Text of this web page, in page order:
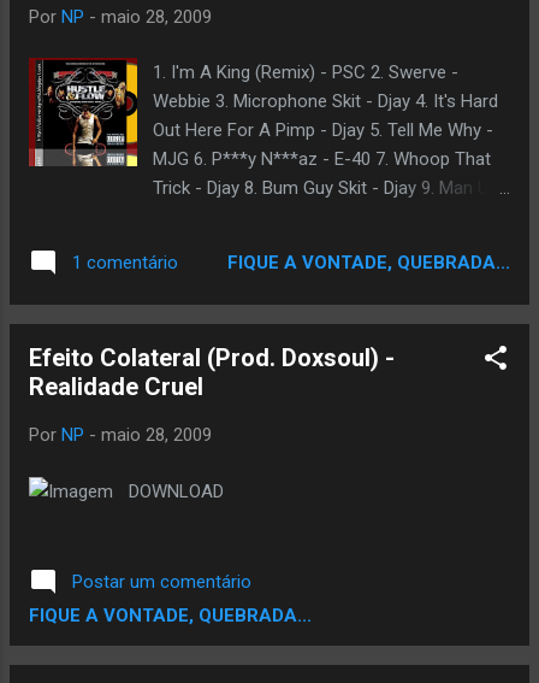
Por NP - maio 28, 2009
1. I'm A King (Remix) - PSC 2. Swerve -
Webbie 3. Microphone Skit - Djay 4. It's Hard
Out Here For A Pimp - Djay 5. Tell Me Why -
MJG 6. P***y N***az - E-40 7. Whoop That
Trick - Djay 8. Bum Guy Skit - Djay 9. Man Up
12. Let's Get A Room - Nasty Nardo 13.
Booty Language - Juvenile 14. Bad B**ch
16. Hustle And Flow (It Ain't Over) - Djay 17.
Still Tippin' (It's A Man's World Remix) - Mike
Get Buck - Al Kapone 20. Man Ain't Like A
1 comentário FIQUE A VONTADE, QUEBRADA...
Efeito Colateral (Prod. Doxsoul) -
Realidade Cruel
Por NP - maio 28, 2009
DOWNLOAD
Postar um comentário
FIQUE A VONTADE, QUEBRADA...